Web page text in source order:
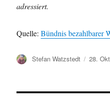
adressiert.
Quelle:Bündnis bezahlbarer
Autor
Stefan Watzstedt 28.